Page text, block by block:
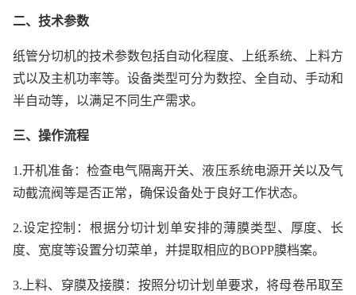
二、技术参数
纸管分切机的技术参数包括自动化程度、上纸系统、上料方
式以及主机功率等。设备类型可分为数控、全自动、手动和
半自动等，以满足不同生产需求。
三、操作流程
1.开机准备：检查电气隔离开关、液压系统电源开关以及气
动截流阀等是否正常，确保设备处于良好工作状态。
2.设定控制：根据分切计划单安排的薄膜类型、厚度、长
度、宽度等设置分切菜单，并提取相应的BOPP膜档案。
3.上料、穿膜及接膜：按照分切计划单要求，将母卷吊取至